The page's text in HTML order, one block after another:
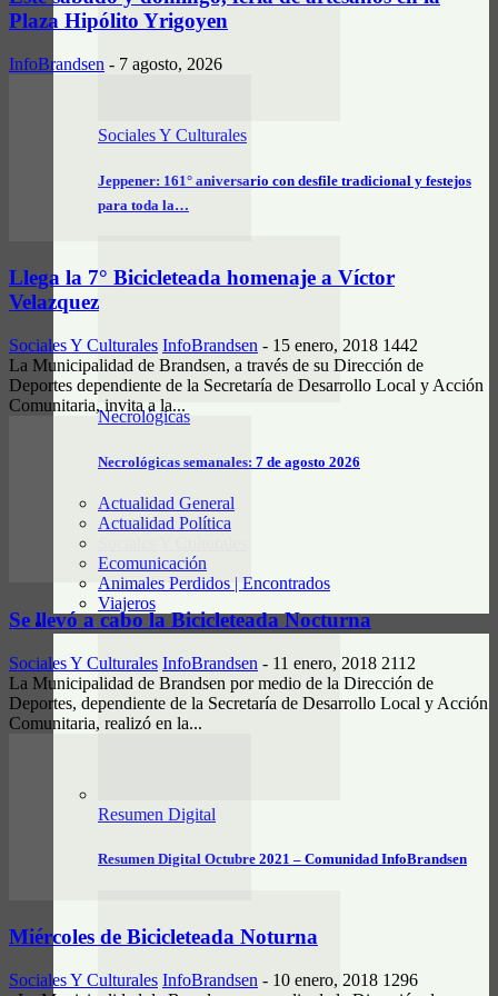
Sociales Y Culturales
Jeppener: 161° aniversario con desfile tradicional y festejos
para toda la…
Necrológicas
Necrológicas semanales: 7 de agosto 2026
Actualidad General
Actualidad Política
Ecomunicación
Animales Perdidos | Encontrados
Viajeros
RESUMEN DIGITAL
Resumen Digital
Resumen Digital Octubre 2021 – Comunidad InfoBrandsen
Plaza Hipólito Yrigoyen
InfoBrandsen - 7 agosto, 2026
Llega la 7° Bicicleteada homenaje a Víctor
Velazquez
Sociales Y Culturales InfoBrandsen - 15 enero, 2018 1442
La Municipalidad de Brandsen, a través de su Dirección de
Deportes dependiente de la Secretaría de Desarrollo Local y Acción
Comunitaria, invita a la...
Se llevó a cabo la Bicicleteada Nocturna
Sociales Y Culturales InfoBrandsen - 11 enero, 2018 2112
La Municipalidad de Brandsen por medio de la Dirección de
Deportes, dependiente de la Secretaría de Desarrollo Local y Acción
Comunitaria, realizó en la...
Miércoles de Bicicleteada Noturna
Sociales Y Culturales InfoBrandsen - 10 enero, 2018 1296